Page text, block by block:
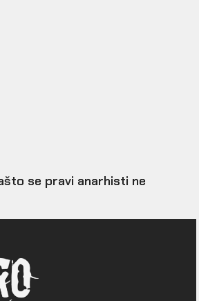
se pravi anarhisti ne